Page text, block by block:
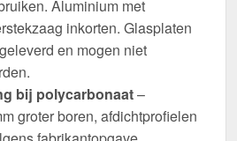
Aluminium met
inkorten. Glasplaten
en mogen niet
bij polycarbonaat–
groter boren, afdichtprofielen